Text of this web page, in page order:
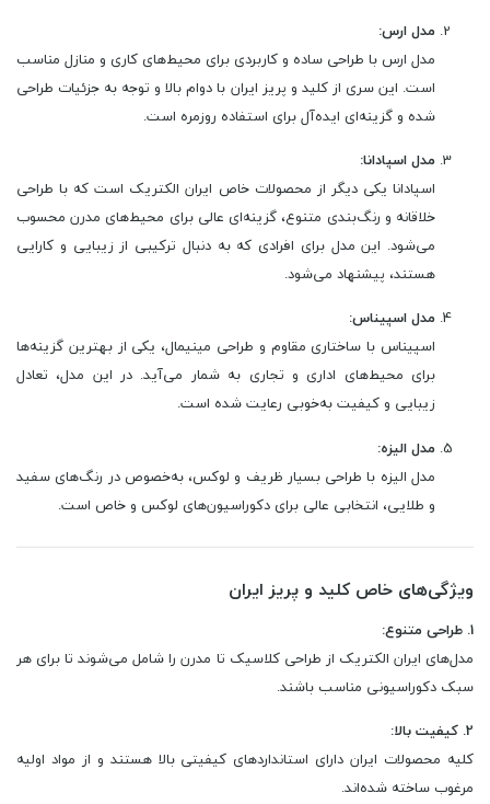
مدل ارس:
مدل ارس با طراحی ساده و کاربردی برای محیط‌های کاری و منازل مناسب
است. این سری از کلید و پریز ایران با دوام بالا و توجه به جزئیات طراحی
شده و گزینه‌ای ایده‌آل برای استفاده روزمره است.
مدل اسپادانا:
اسپادانا یکی دیگر از محصولات خاص ایران الکتریک است که با طراحی
خلاقانه و رنگ‌بندی متنوع، گزینه‌ای عالی برای محیط‌های مدرن محسوب
می‌شود. این مدل برای افرادی که به دنبال ترکیبی از زیبایی و کارایی
هستند، پیشنهاد می‌شود.
مدل اسپیناس:
اسپیناس با ساختاری مقاوم و طراحی مینیمال، یکی از بهترین گزینه‌ها
برای محیط‌های اداری و تجاری به شمار می‌آید. در این مدل، تعادل
زیبایی و کیفیت به‌خوبی رعایت شده است.
مدل الیزه:
مدل الیزه با طراحی بسیار ظریف و لوکس، به‌خصوص در رنگ‌های سفید
و طلایی، انتخابی عالی برای دکوراسیون‌های لوکس و خاص است.
ویژگی‌های خاص کلید و پریز ایران
1. طراحی متنوع:
مدل‌های ایران الکتریک از طراحی کلاسیک تا مدرن را شامل می‌شوند تا برای هر
سبک دکوراسیونی مناسب باشند.
2. کیفیت بالا:
کلیه محصولات ایران دارای استانداردهای کیفیتی بالا هستند و از مواد اولیه
مرغوب ساخته شده‌اند.